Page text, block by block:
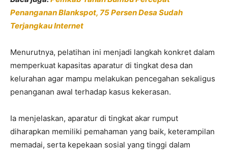
Penanganan Blankspot, 75 Persen Desa Sudah
Terjangkau Internet
Menurutnya, pelatihan ini menjadi langkah konkret dalam
memperkuat kapasitas aparatur di tingkat desa dan
kelurahan agar mampu melakukan pencegahan sekaligus
penanganan awal terhadap kasus kekerasan.
Ia menjelaskan, aparatur di tingkat akar rumput
diharapkan memiliki pemahaman yang baik, keterampilan
memadai, serta kepekaan sosial yang tinggi dalam